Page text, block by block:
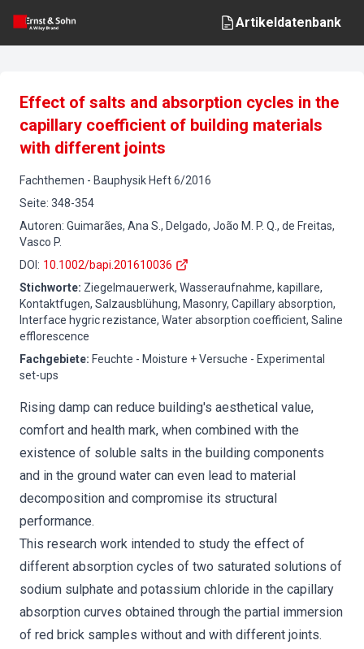
Artikeldatenbank
Effect of salts and absorption cycles in the
capillary coefficient of building materials
with different joints
Fachthemen - Bauphysik Heft6/2016
Seite: 348-354
Autoren: Guimarães, Ana S., Delgado, João M. P. Q., de Freitas,
Vasco P.
DOI : 10.1002/bapi.201610036
Stichworte: Ziegelmauerwerk, Wasseraufnahme, kapillare,
Kontaktfugen, Salzausblühung, Masonry, Capillary absorption,
Interface hygric rezistance, Water absorption coefficient, Saline
efflorescence
Fachgebiete: Feuchte - Moisture + Versuche - Experimental
set-ups
Rising damp can reduce building's aesthetical value,
comfort and health mark, when combined with the
existence of soluble salts in the building components
and in the ground water can even lead to material
decomposition and compromise its structural
performance.
This research work intended to study the effect of
different absorption cycles of two saturated solutions of
sodium sulphate and potassium chloride in the capillary
absorption curves obtained through the partial immersion
of red brick samples without and with different joints.